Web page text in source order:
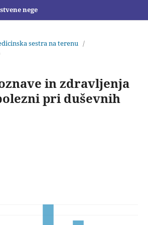
nege
sestra na terenu /
in zdravljenja
pri duševnih